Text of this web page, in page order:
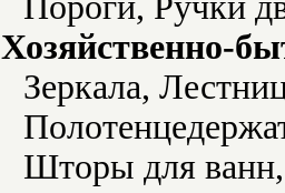
Хозяйственно-
Зеркала,
Шторы для